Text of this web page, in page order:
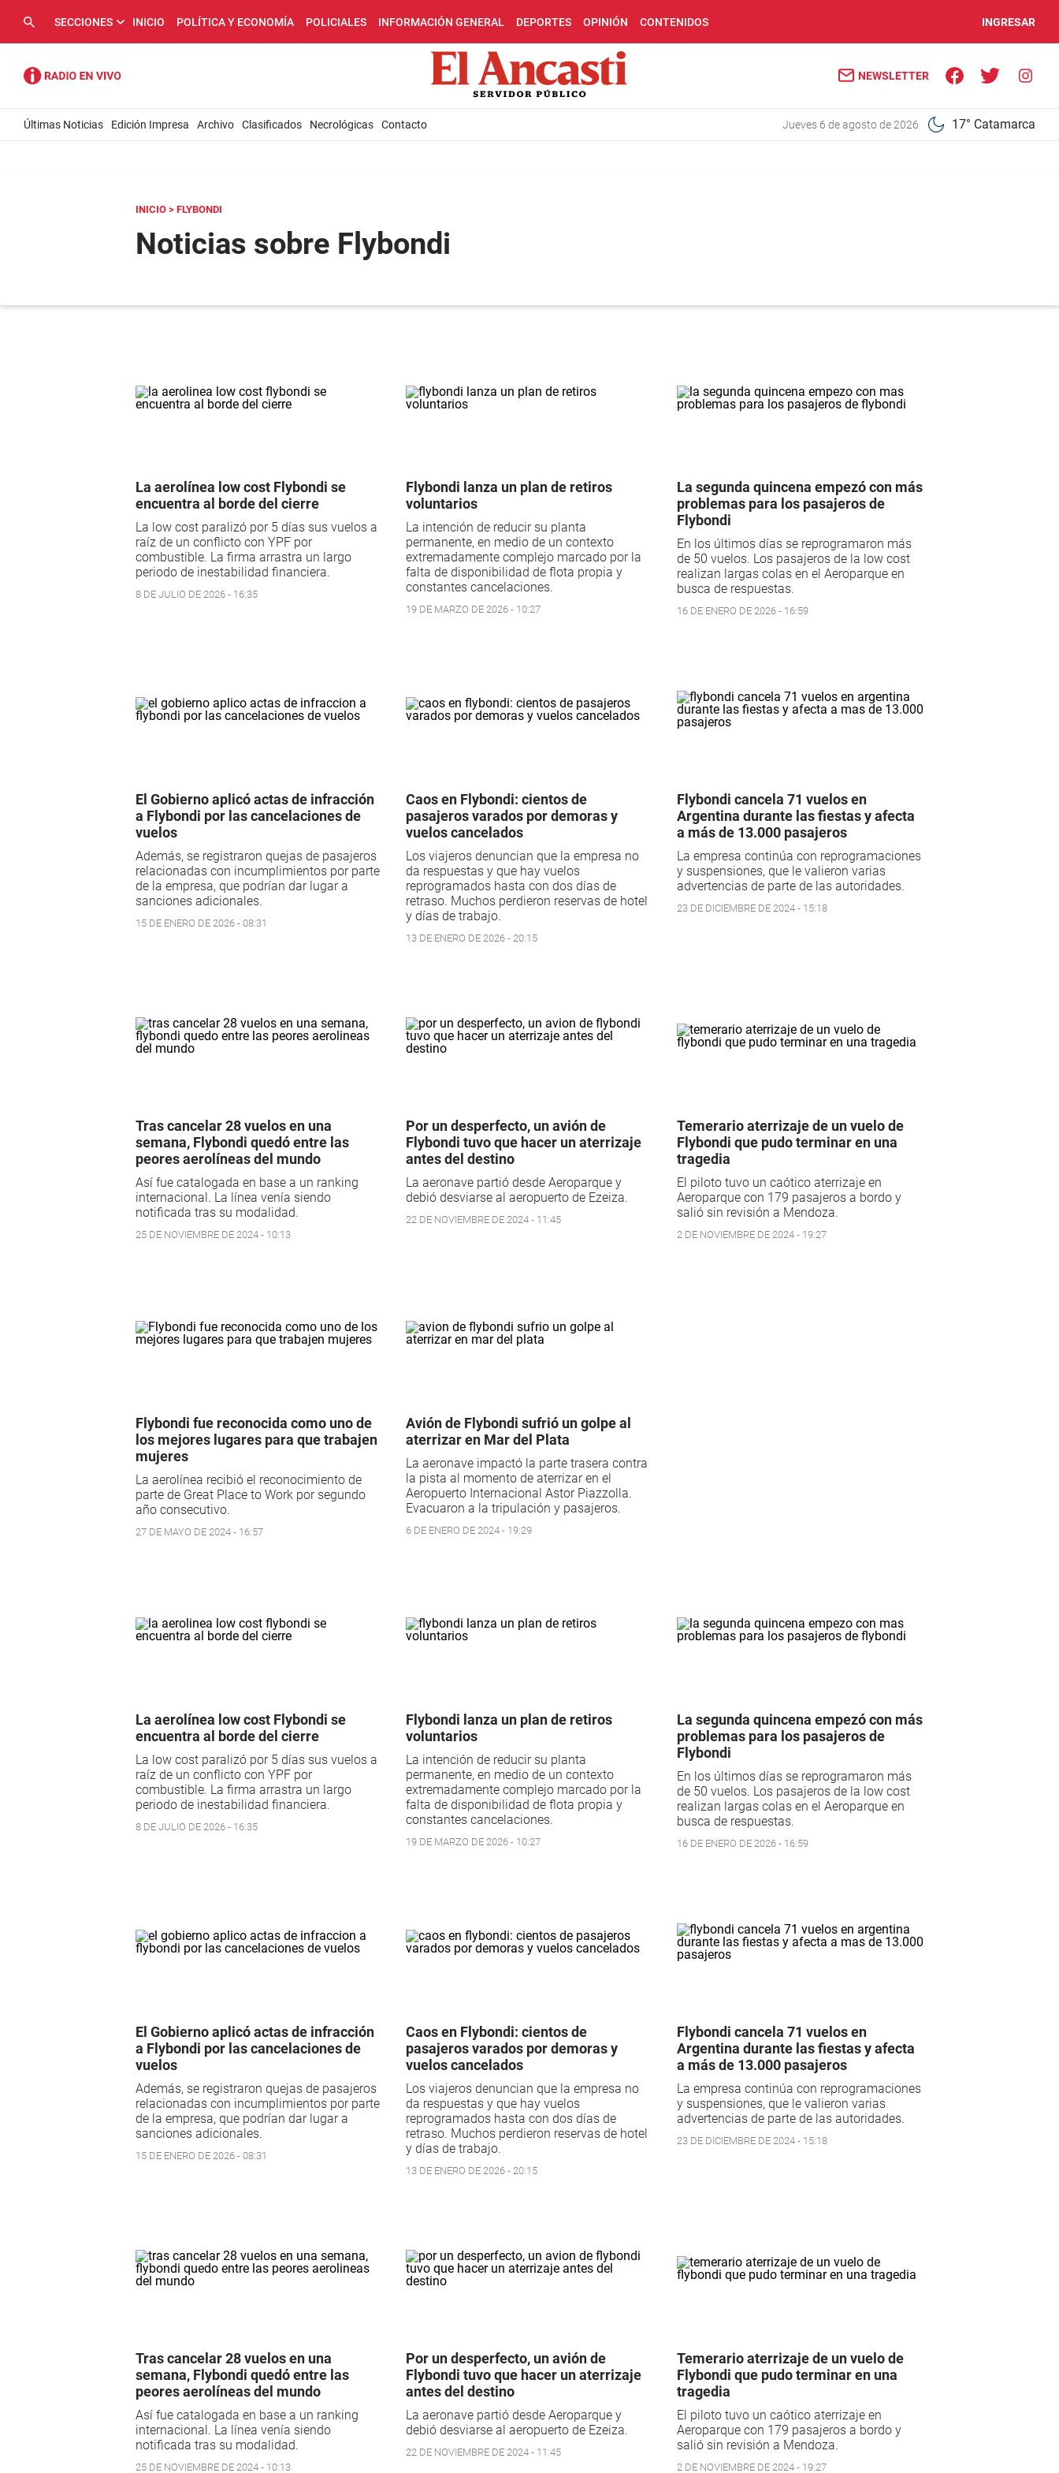
SECCIONES INICIO POLÍTICA Y ECONOMÍA POLICIALES INFORMACIÓN GENERAL DEPORTES OPINIÓN CONTENIDOS INGRESAR
NEWSLETTER
Últimas Noticias Edición Impresa Archivo Clasificados Necrológicas Contacto jueves 6 de agosto de 2026 17° Catamarca
INICIO > FLYBONDI
Noticias sobre Flybondi
La aerolínea low cost Flybondi se
encuentra al borde del cierre
La low cost paralizó por 5 días sus vuelos a
raíz de un conflicto con YPF por
combustible. La firma arrastra un largo
periodo de inestabilidad financiera.
8 DE JULIO DE 2026 - 16:35
Flybondi lanza un plan de retiros
voluntarios
La intención de reducir su planta
permanente, en medio de un contexto
extremadamente complejo marcado por la
falta de disponibilidad de flota propia y
constantes cancelaciones.
19 DE MARZO DE 2026 - 10:27
La segunda quincena empezó con más
problemas para los pasajeros de
Flybondi
En los últimos días se reprogramaron más
de 50 vuelos. Los pasajeros de la low cost
realizan largas colas en el Aeroparque en
busca de respuestas.
16 DE ENERO DE 2026 - 16:59
El Gobierno aplicó actas de infracción
a Flybondi por las cancelaciones de
vuelos
Además, se registraron quejas de pasajeros
relacionadas con incumplimientos por parte
de la empresa, que podrían dar lugar a
sanciones adicionales.
15 DE ENERO DE 2026 - 08:31
Caos en Flybondi: cientos de
pasajeros varados por demoras y
vuelos cancelados
Los viajeros denuncian que la empresa no
da respuestas y que hay vuelos
reprogramados hasta con dos días de
retraso. Muchos perdieron reservas de hotel
y días de trabajo.
13 DE ENERO DE 2026 - 20:15
Flybondi cancela 71 vuelos en
Argentina durante las fiestas y afecta
a más de 13.000 pasajeros
La empresa continúa con reprogramaciones
y suspensiones, que le valieron varias
advertencias de parte de las autoridades.
23 DE DICIEMBRE DE 2024 - 15:18
Tras cancelar 28 vuelos en una
semana, Flybondi quedó entre las
peores aerolíneas del mundo
Así fue catalogada en base a un ranking
internacional. La línea venía siendo
notificada tras su modalidad.
25 DE NOVIEMBRE DE 2024 - 10:13
Por un desperfecto, un avión de
Flybondi tuvo que hacer un aterrizaje
antes del destino
La aeronave partió desde Aeroparque y
debió desviarse al aeropuerto de Ezeiza.
22 DE NOVIEMBRE DE 2024 - 11:45
Temerario aterrizaje de un vuelo de
Flybondi que pudo terminar en una
tragedia
El piloto tuvo un caótico aterrizaje en
Aeroparque con 179 pasajeros a bordo y
salió sin revisión a Mendoza.
2 DE NOVIEMBRE DE 2024 - 19:27
Flybondi fue reconocida como uno de
los mejores lugares para que trabajen
mujeres
La aerolínea recibió el reconocimiento de
parte de Great Place to Work por segundo
año consecutivo.
27 DE MAYO DE 2024 - 16:57
Avión de Flybondi sufrió un golpe al
aterrizar en Mar del Plata
La aeronave impactó la parte trasera contra
la pista al momento de aterrizar en el
Aeropuerto Internacional Astor Piazzolla.
Evacuaron a la tripulación y pasajeros.
6 DE ENERO DE 2024 - 19:29
La aerolínea low cost Flybondi se
encuentra al borde del cierre
La low cost paralizó por 5 días sus vuelos a
raíz de un conflicto con YPF por
combustible. La firma arrastra un largo
periodo de inestabilidad financiera.
8 DE JULIO DE 2026 - 16:35
Flybondi lanza un plan de retiros
voluntarios
La intención de reducir su planta
permanente, en medio de un contexto
extremadamente complejo marcado por la
falta de disponibilidad de flota propia y
constantes cancelaciones.
19 DE MARZO DE 2026 - 10:27
La segunda quincena empezó con más
problemas para los pasajeros de
Flybondi
En los últimos días se reprogramaron más
de 50 vuelos. Los pasajeros de la low cost
realizan largas colas en el Aeroparque en
busca de respuestas.
16 DE ENERO DE 2026 - 16:59
El Gobierno aplicó actas de infracción
a Flybondi por las cancelaciones de
vuelos
Además, se registraron quejas de pasajeros
relacionadas con incumplimientos por parte
de la empresa, que podrían dar lugar a
sanciones adicionales.
15 DE ENERO DE 2026 - 08:31
Caos en Flybondi: cientos de
pasajeros varados por demoras y
vuelos cancelados
Los viajeros denuncian que la empresa no
da respuestas y que hay vuelos
reprogramados hasta con dos días de
retraso. Muchos perdieron reservas de hotel
y días de trabajo.
13 DE ENERO DE 2026 - 20:15
Flybondi cancela 71 vuelos en
Argentina durante las fiestas y afecta
a más de 13.000 pasajeros
La empresa continúa con reprogramaciones
y suspensiones, que le valieron varias
advertencias de parte de las autoridades.
23 DE DICIEMBRE DE 2024 - 15:18
Tras cancelar 28 vuelos en una
semana, Flybondi quedó entre las
peores aerolíneas del mundo
Así fue catalogada en base a un ranking
internacional. La línea venía siendo
notificada tras su modalidad.
25 DE NOVIEMBRE DE 2024 - 10:13
Por un desperfecto, un avión de
Flybondi tuvo que hacer un aterrizaje
antes del destino
La aeronave partió desde Aeroparque y
debió desviarse al aeropuerto de Ezeiza.
22 DE NOVIEMBRE DE 2024 - 11:45
Temerario aterrizaje de un vuelo de
Flybondi que pudo terminar en una
tragedia
El piloto tuvo un caótico aterrizaje en
Aeroparque con 179 pasajeros a bordo y
salió sin revisión a Mendoza.
2 DE NOVIEMBRE DE 2024 - 19:27